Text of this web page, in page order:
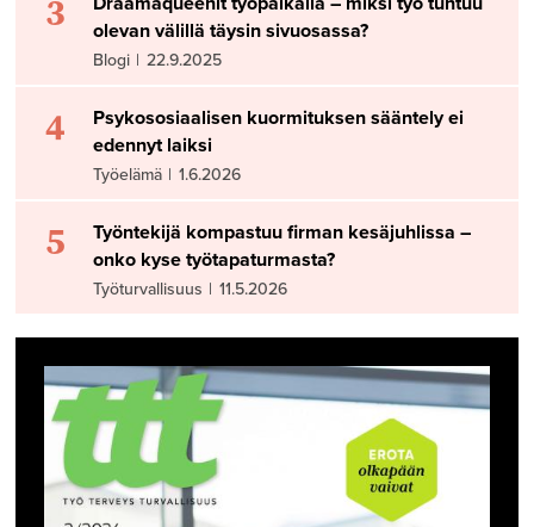
3
olevan välillä täysin sivuosassa?
Blogi | 22.9.2025
4
Psykososiaalisen kuormituksen sääntely ei
edennyt laiksi
Työelämä | 1.6.2026
5
Työntekijä kompastuu firman kesäjuhlissa –
onko kyse työtapaturmasta?
Työturvallisuus | 11.5.2026